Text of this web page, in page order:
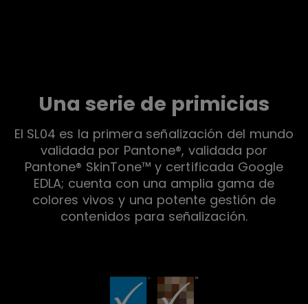
Una serie de primicias
El SL04 es la primera señalización del mundo
validada por Pantone®, validada por
Pantone® SkinTone™ y certificada Google
EDLA; cuenta con una amplia gama de
colores vivos y una potente gestión de
contenidos para señalización.